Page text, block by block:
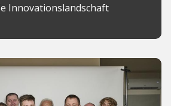
Innovationslandschaft